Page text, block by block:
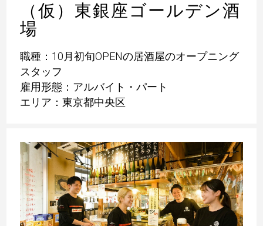
（仮）東銀座ゴールデン酒
場
職種：10月初旬OPENの居酒屋のオープニング
スタッフ
雇用形態：アルバイト・パート
エリア：東京都中央区